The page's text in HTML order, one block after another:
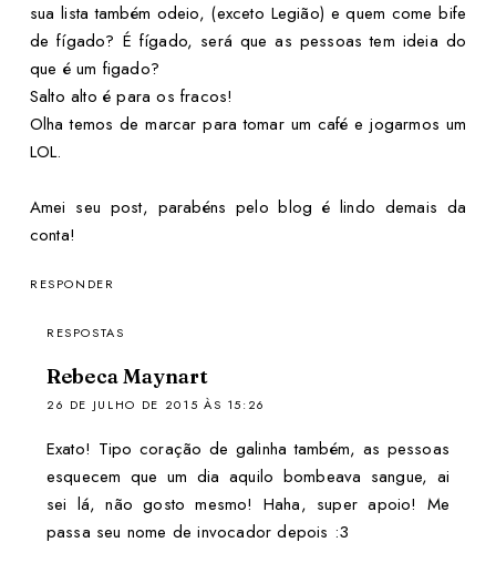
sua lista também odeio, (exceto Legião) e quem come bife
de fígado? É fígado, será que as pessoas tem ideia do
que é um figado?
Salto alto é para os fracos!
Olha temos de marcar para tomar um café e jogarmos um
LOL.
Amei seu post, parabéns pelo blog é lindo demais da
conta!
RESPONDER
RESPOSTAS
Rebeca Maynart
26 DE JULHO DE 2015 ÀS 15:26
Exato! Tipo coração de galinha também, as pessoas
esquecem que um dia aquilo bombeava sangue, ai
sei lá, não gosto mesmo! Haha, super apoio! Me
passa seu nome de invocador depois :3